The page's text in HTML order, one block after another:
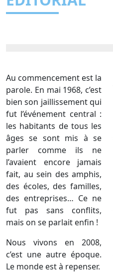
Au commencement est la
parole. En mai 1968, c’est
bien son jaillissement qui
fut l’événement central :
les habitants de tous les
âges se sont mis à se
parler comme ils ne
l’avaient encore jamais
fait, au sein des amphis,
des écoles, des familles,
des entreprises… Ce ne
fut pas sans conflits,
mais on se parlait enfin !
Nous vivons en 2008,
c’est une autre époque.
Le monde est à repenser.